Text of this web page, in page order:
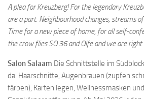
A plea for Kreuzberg! For the legendary
are a part. Neighbourhood changes, streams
Time for a new piece of home, for all self-
the crow flies SO 36 and Olfe and we are
Salon Salaam Die Schnittstelle im
da. Haarschnitte, Augenbrauen (zupfen
färben), Karten legen, Wellnessmasken